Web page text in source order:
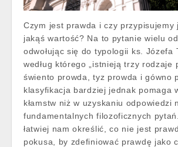
Czym jest prawda i czy przypisujemy
jakąś wartość? Na to pytanie wielu
odwołując się do typologii ks. Józefa
według którego „istnieją trzy rodzaje
świento prowda, tyz prowda i gówno
klasyfikacja bardziej jednak pomaga
kłamstw niż w uzyskaniu odpowiedzi
fundamentalnych filozoficznych
łatwiej nam określić, co nie jest
pokusa, by zdefiniować prawdę jako